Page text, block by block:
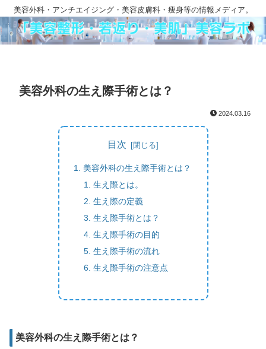
美容外科・アンチエイジング・美容皮膚科・痩身等の情報メディア。
美容外科の生え際手術とは？
2024.03.16
目次
美容外科の生え際手術とは？
生え際とは。
生え際の定義
生え際手術とは？
生え際手術の目的
生え際手術の流れ
生え際手術の注意点
美容外科の生え際手術とは？